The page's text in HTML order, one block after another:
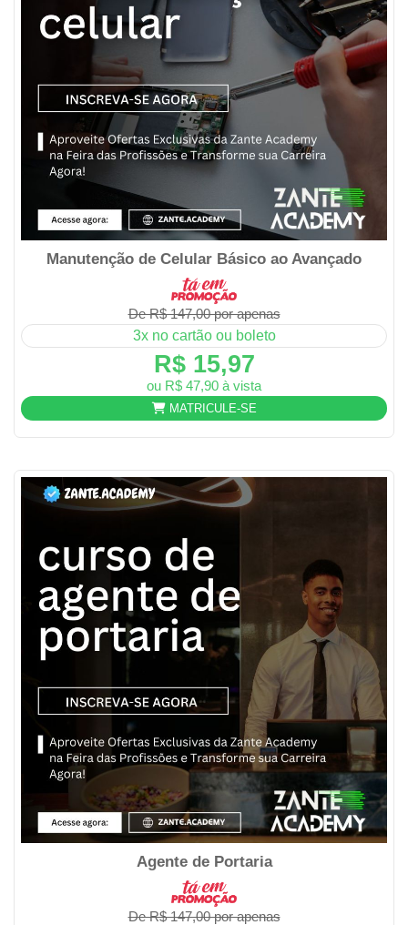
Manutenção de Celular Básico ao Avançado
De R$ 147,00 por apenas
3x no cartão ou boleto
R$ 15,97
ou R$ 47,90 à vista
MATRICULE-SE
Agente de Portaria
De R$ 147,00 por apenas